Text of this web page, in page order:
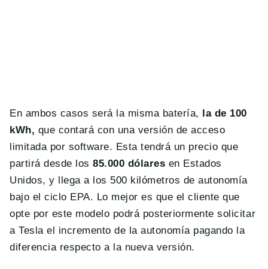
En ambos casos será la misma batería, la de 100
kWh, que contará con una versión de acceso
limitada por software. Esta tendrá un precio que
partirá desde los85.000 dólares en Estados
Unidos, y llega a los 500 kilómetros de autonomía
bajo el ciclo EPA. Lo mejor es que el cliente que
opte por este modelo podrá posteriormente solicitar
a Tesla el incremento de la autonomía pagando la
diferencia respecto a la nueva versión.